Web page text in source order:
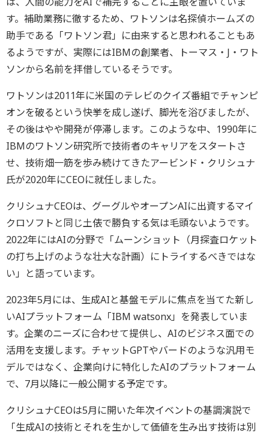
す。補助業務に徹するため、ワトソンは名探偵ホームズの
助手である「ワトソン君」に由来すると思われることもあ
るようですが、実際にはIBMの創業者、トーマス・J・ワト
ソンから名前を拝借しているそうです。
ワトソンは2011年に米国のテレビのクイズ番組でチャンピ
オンを破るという快挙を成し遂げ、脚光を浴びましたが、
その後はやや開発が停滞します。このような中、1990年に
IBMのワトソン研究所で技術者のキャリアをスタートさ
せ、技術畑一筋を歩み続けてきたアービンド・クリシュナ
氏が2020年にCEOに就任しました。
クリシュナCEOは、グーグルやオープンAIに出資するマイ
クロソフトと同じ土俵で勝負する気は毛頭ないようです。
2022年にはAIの分野で「ムーンショット（月探査ロケット
の打ち上げのような壮大な計画）にトライするべきではな
い」と語っています。
2023年5月には、生成AIと基盤モデルに焦点を当てた新し
いAIプラットフォーム「IBM watsonx」を発表していま
す。企業のニーズに合わせて提供し、AIのビジネス面での
活用を支援します。チャットGPTやバードのような汎用モ
デルではなく、企業向けに特化したAIのプラットフォーム
で、7月以降に一般公開する予定です。
クリシュナCEOは5月に開いた年次イベントの基調演説で
「生成AIの技術とそれを生かして価値を生み出す技術は別